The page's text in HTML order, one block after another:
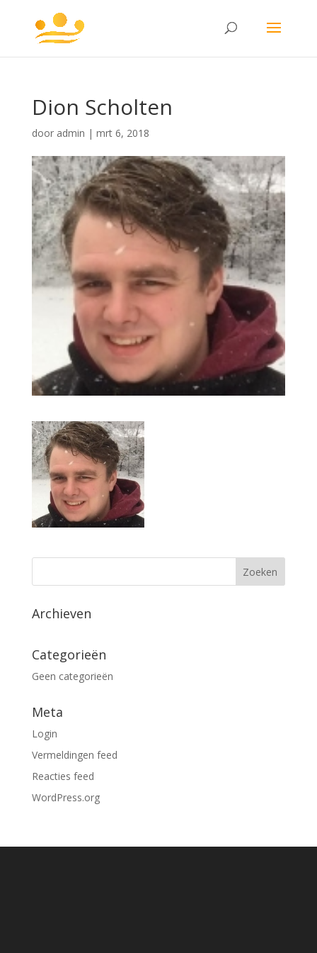
Dion Scholten
door admin | mrt 6, 2018
Archieven
Categorieën
Geen categorieën
Meta
Login
Vermeldingen feed
Reacties feed
WordPress.org